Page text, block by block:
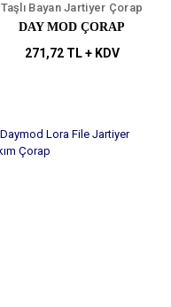
Taşlı Bayan Jartiyer Çorap
DAY MOD ÇORAP
271,72 TL + KDV